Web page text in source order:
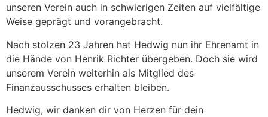
unseren Verein auch in schwierigen Zeiten auf vielfältige
Weise geprägt und vorangebracht.
Nach stolzen 23 Jahren hat Hedwig nun ihr Ehrenamt in
die Hände von Henrik Richter übergeben. Doch sie wird
unserem Verein weiterhin als Mitglied des
Finanzausschusses erhalten bleiben.
Hedwig, wir danken dir von Herzen für dein